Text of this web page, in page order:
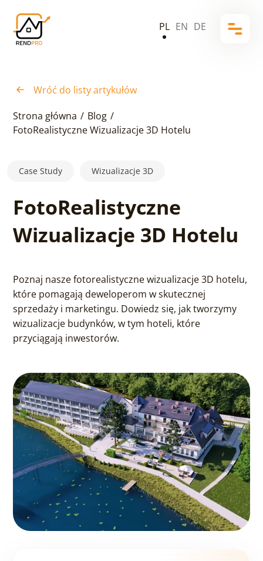
PL EN DE
Wróć do listy artykułów
Strona główna / Blog /
FotoRealistyczne Wizualizacje 3D Hotelu
Case Study Wizualizacje 3D
FotoRealistyczne
Wizualizacje 3D Hotelu
Poznaj nasze fotorealistyczne wizualizacje 3D hotelu,
które pomagają deweloperom w skutecznej
sprzedaży i marketingu. Dowiedz się, jak tworzymy
wizualizacje budynków, w tym hoteli, które
przyciągają inwestorów.